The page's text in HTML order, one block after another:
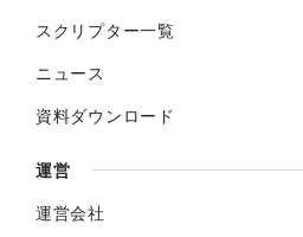
スクリプター一覧
ニュース
資料ダウンロード
運営
運営会社